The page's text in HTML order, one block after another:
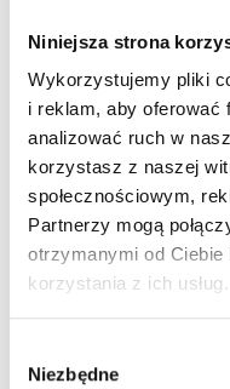
Niniejsza strona
Wykorzystujemy pliki
i reklam, aby oferować
analizować ruch w
korzystasz z naszej
społecznościowym,
Partnerzy mogą
otrzymanymi od
korzystania z ich usług.
zgody
Niezbędne
Ankiety
Program lojalnościowy
pomysłów
– nowych
ofercie. Odpowiedzi
zainteresowanie bez
przez pracowników
kosztownych badań